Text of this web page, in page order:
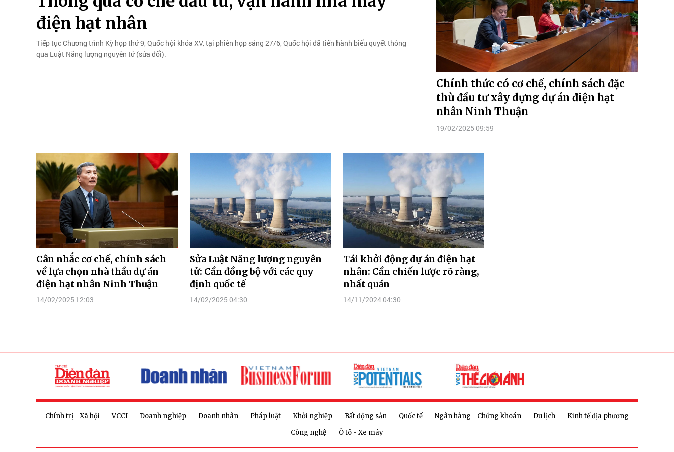
điện hạt nhân
Tiếp tục Chương trình Kỳ họp thứ 9, Quốc hội khóa XV, tại phiên họp sáng 27/6, Quốc hội đã tiến hành biểu quyết thông
qua Luật Năng lượng nguyên tử (sửa đổi).
Chính thức có cơ chế, chính sách đặc
thù đầu tư xây dựng dự án điện hạt
nhân Ninh Thuận
19/02/2025 09:59
Cân nhắc cơ chế, chính sách
về lựa chọn nhà thầu dự án
điện hạt nhân Ninh Thuận
14/02/2025 12:03
Sửa Luật Năng lượng nguyên
tử: Cần đồng bộ với các quy
định quốc tế
14/02/2025 04:30
Tái khởi động dự án điện hạt
nhân: Cần chiến lược rõ ràng,
nhất quán
14/11/2024 04:30
Chính trị - Xã hội VCCI Doanh nghiệp Doanh nhân Pháp luật Khởi nghiệp Bất động sản Quốc tế Ngân hàng - Chứng khoán Du lịch
Kinh tế địa phương
Công nghệ
Ô tô - Xe máy